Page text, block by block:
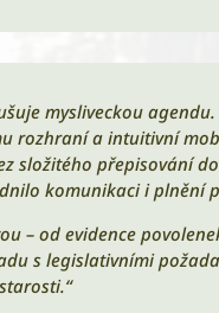
mysliveckou
rozhraní a intuitivní
složitého přepisování
komunikaci i plnění
– od evidence
s legislativními